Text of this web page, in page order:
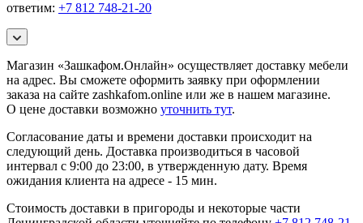
ответим: +7 812 748-21-20
Магазин «Зашкафом.Онлайн» осуществляет доставку мебели
на адрес. Вы сможете оформить заявку при оформлении
заказа на сайте zashkafom.online или же в нашем магазине.
О цене доставки возможно уточнить тут.
Согласование даты и времени доставки происходит на
следующий день. Доставка производиться в часовой
интервал с 9:00 до 23:00, в утвержденную дату. Время
ожидания клиента на адресе - 15 мин.
Стоимость доставки в пригороды и некоторые части